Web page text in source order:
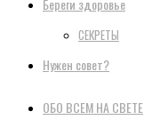
Береги здоровье
СЕКРЕТЫ
Нужен совет?
ОБО ВСЕМ НА СВЕТЕ